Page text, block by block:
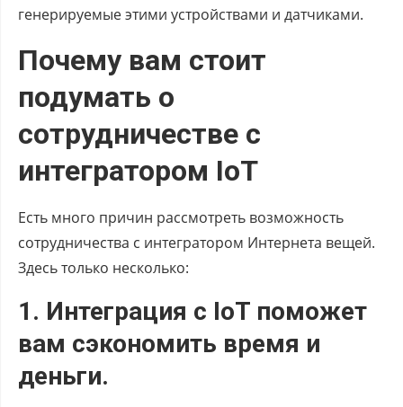
генерируемые этими устройствами и датчиками.
Почему вам стоит
подумать о
сотрудничестве с
интегратором IoT
Есть много причин рассмотреть возможность
сотрудничества с интегратором Интернета вещей.
Здесь только несколько:
1. Интеграция с IoT поможет
вам сэкономить время и
деньги.